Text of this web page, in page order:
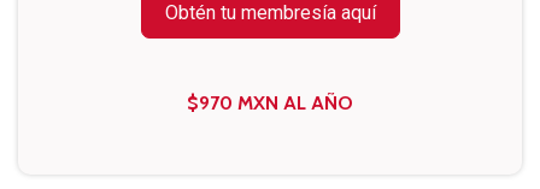
Obtén tu membresía aquí
$970 MXN AL AÑO